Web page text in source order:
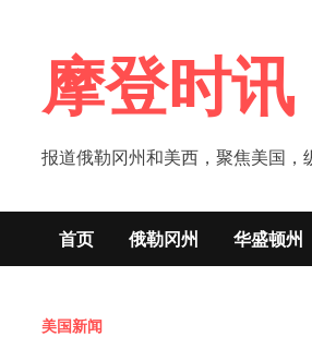
content摩登时
报道俄勒冈州和美西，聚焦美国，
首页 俄勒冈州 华盛顿州
美国新闻